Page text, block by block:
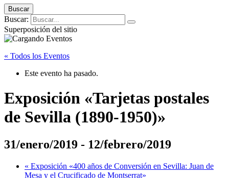
Buscar
Buscar:
Superposición del sitio
« Todos los Eventos
Este evento ha pasado.
Exposición «Tarjetas postales
de Sevilla (1890-1950)»
31/enero/2019 - 12/febrero/2019
« Exposición «400 años de Conversión en Sevilla: Juan de
Mesa y el Crucificado de Montserrat»